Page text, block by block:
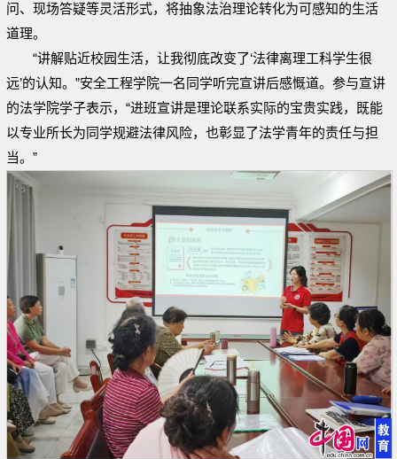
问、现场答疑等灵活形式，将抽象法治理论转化为可感知的生活
道理。
“讲解贴近校园生活，让我彻底改变了‘法律离理工科学生很
远’的认知。”安全工程学院一名同学听完宣讲后感慨道。参与宣讲
的法学院学子表示，“进班宣讲是理论联系实际的宝贵实践，既能
以专业所长为同学规避法律风险，也彰显了法学青年的责任与担
当。”